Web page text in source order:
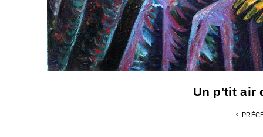
Un p'tit air